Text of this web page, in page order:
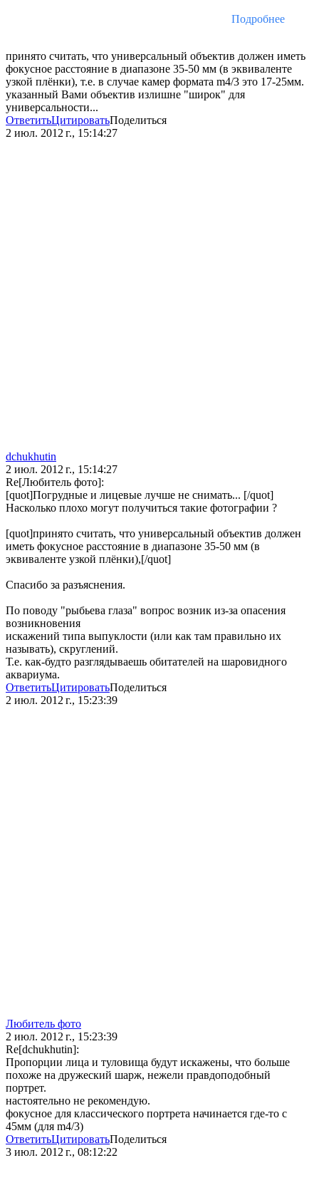
Подробнее
принято считать, что универсальный объектив должен иметь
фокусное расстояние в диапазоне 35-50 мм (в эквиваленте
узкой плёнки), т.е. в случае камер формата m4/3 это 17-25мм.
указанный Вами объектив излишне "широк" для
универсальности...
ОтветитьЦитироватьПоделиться
2 июл. 2012 г., 15:14:27
dchukhutin
2 июл. 2012 г., 15:14:27
Re[Любитель фото]:
[quot]Погрудные и лицевые лучше не снимать... [/quot]
Насколько плохо могут получиться такие фотографии ?
[quot]принято считать, что универсальный объектив должен
иметь фокусное расстояние в диапазоне 35-50 мм (в
эквиваленте узкой плёнки),[/quot]
Спасибо за разъяснения.
По поводу "рыбьева глаза" вопрос возник из-за опасения
возникновения
искажений типа выпуклости (или как там правильно их
называть), скруглений.
Т.е. как-будто разглядываешь обитателей на шаровидного
аквариума.
ОтветитьЦитироватьПоделиться
2 июл. 2012 г., 15:23:39
Любитель фото
2 июл. 2012 г., 15:23:39
Re[dchukhutin]:
Пропорции лица и туловища будут искажены, что больше
похоже на дружеский шарж, нежели правдоподобный
портрет.
настоятельно не рекомендую.
фокусное для классического портрета начинается где-то с
45мм (для m4/3)
ОтветитьЦитироватьПоделиться
3 июл. 2012 г., 08:12:22